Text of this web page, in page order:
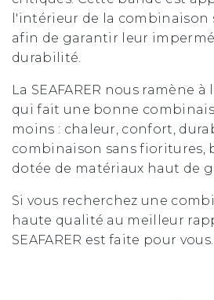
l'intérieur de la combinaison
afin de garantir leur
durabilité.
La SEAFARER nous ramène
qui fait une bonne
moins : chaleur, confort,
combinaison sans fioritures,
dotée de matériaux haut de
Si vous recherchez une
haute qualité au meilleur
SEAFARER est faite pour vous.